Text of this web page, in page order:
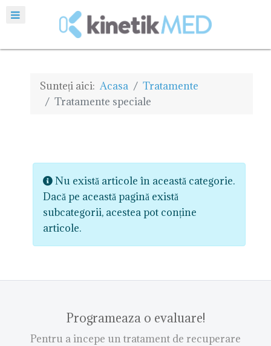
Sunteți aici: Acasa
Tratamente
Tratamente speciale
Info
Nu există articole în această categorie.
Dacă pe această pagină există
subcategorii, acestea pot conține
articole.
Programeaza o evaluare!
Pentru a incepe un tratament de recuperare